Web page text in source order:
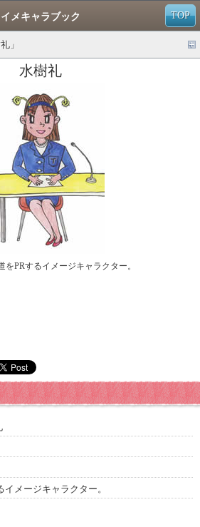
TOP
イメキャラブック
」
水樹礼
をPRするイメージキャラクター。
メージキャラクター。